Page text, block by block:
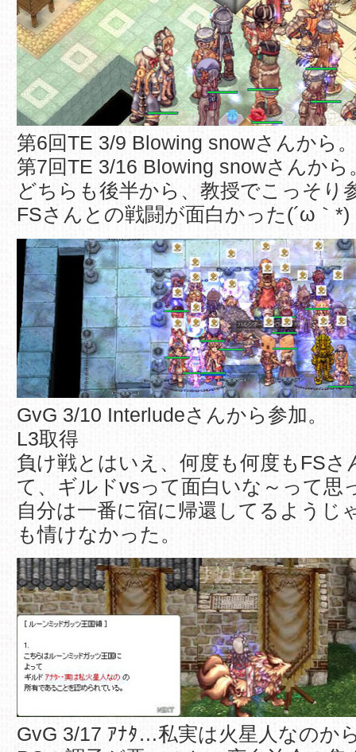
第6回TE 3/9 Blowing snowさんから
第7回TE 3/16 Blowing snowさんから
どちらも後半から、教授でこっそり
FSさんとの戦闘が面白かった(´ω｀*)
GvG 3/10 Interludeさんから参加。
L3取得
負け戦とはいえ、何度も何度もFSさ
て、ギルドvsって面白いな～って思
自分は一番に宿に帰還してるようじ
も情けなかった。
GvG 3/17 ｱﾅﾀ…私実は火星人なのか